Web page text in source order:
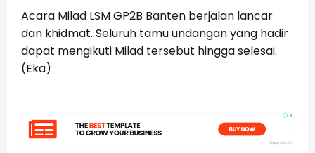
Acara Milad LSM GP2B Banten berjalan lancar
dan khidmat. Seluruh tamu undangan yang hadir
dapat mengikuti Milad tersebut hingga selesai.
(Eka)